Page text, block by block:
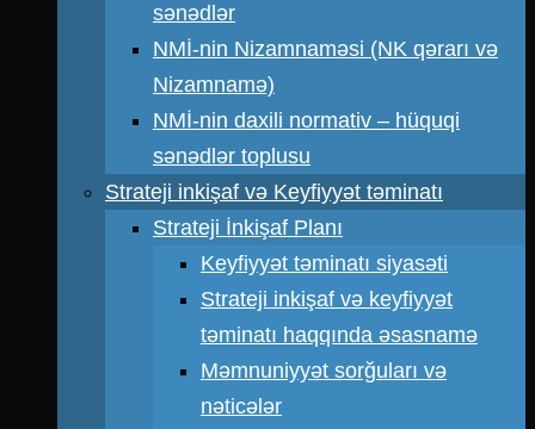
sənədlər
NMİ-nin Nizamnaməsi (NK qərarı və
Nizamnamə)
NMİ-nin daxili normativ – hüquqi
sənədlər toplusu
Strateji inkişaf və Keyfiyyət təminatı
Strateji İnkişaf Planı
Keyfiyyət təminatı siyasəti
Strateji inkişaf və keyfiyyət
təminatı haqqında əsasnamə
Məmnuniyyət sorğuları və
nəticələr